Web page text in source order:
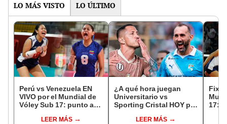
LO MÁS VISTO LO ÚLTIMO
Perú vs Venezuela EN
VIVO por el Mundial de
Vóley Sub 17: punto a
LEER MÁS
¿A qué hora juegan
Universitario vs
Sporting Cristal HOY por
Liga 1 2026?
LEER MÁS
17: